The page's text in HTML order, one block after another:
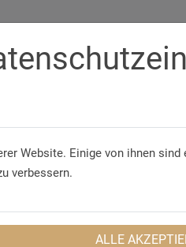
GROUP TRAVEL
Website. Einige von ihnen
verbessern.
ALLE